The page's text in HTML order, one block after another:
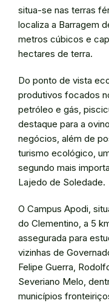
situa-se nas terras
localiza a Barragem
metros cúbicos e
hectares de terra.
Do ponto de vista
produtivos focados
petróleo e gás,
destaque para a
negócios, além de
turismo ecológico,
segundo mais
Lajedo de Soledade.
O Campus Apodi,
do Clementino, a 5
assegurada para
vizinhas de
Felipe Guerra,
Severiano Melo,
municípios